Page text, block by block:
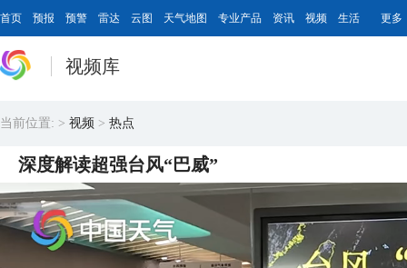
首页 预报 预警 雷达 云图 天气地图 专业产品 资讯 视频 生活 更多
视频库
当前位置: > 视频 > 热点
深度解读超强台风“巴威”